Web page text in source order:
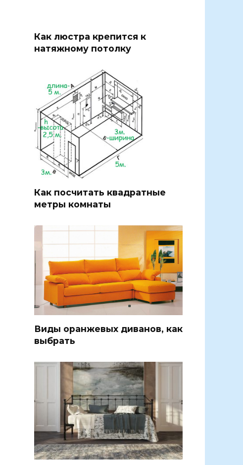
Как люстра крепится к
натяжному потолку
Как посчитать квадратные
метры комнаты
Виды оранжевых диванов, как
выбрать